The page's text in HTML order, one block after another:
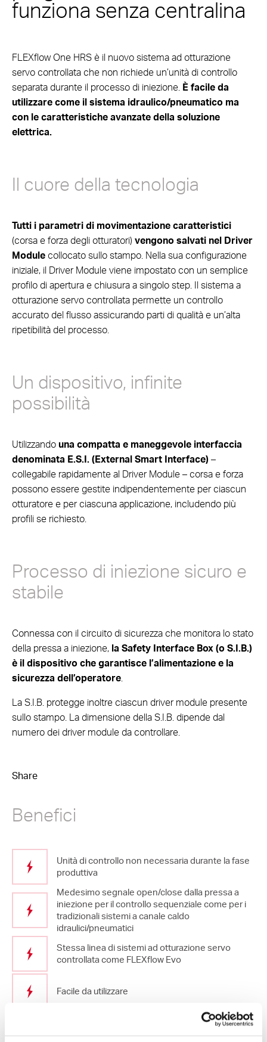
funziona senza centralina
FLEXflow One HRS è il nuovo sistema ad otturazione
servo controllata che non richiede un’unità di controllo
separata durante il processo di iniezione. È facile da
utilizzare come il sistema idraulico/pneumatico ma
con le caratteristiche avanzate della soluzione
elettrica.
Il cuore della tecnologia
Tutti i parametri di movimentazione caratteristici
(corsa e forza degli otturatori) vengono salvati nel Driver
Module collocato sullo stampo. Nella sua configurazione
iniziale, il Driver Module viene impostato con un semplice
profilo di apertura e chiusura a singolo step. Il sistema a
otturazione servo controllata permette un controllo
accurato del flusso assicurando parti di qualità e un’alta
ripetibilità del processo.
Un dispositivo, infinite
possibilità
Utilizzando una compatta e maneggevole interfaccia
denominata E.S.I. (External Smart Interface) –
collegabile rapidamente al Driver Module – corsa e forza
possono essere gestite indipendentemente per ciascun
otturatore e per ciascuna applicazione, includendo più
profili se richiesto.
Processo di iniezione sicuro e
stabile
Connessa con il circuito di sicurezza che monitora lo stato
della pressa a iniezione, la Safety Interface Box (o S.I.B.)
è il dispositivo che garantisce l’alimentazione e la
sicurezza dell’operatore.
La S.I.B. protegge inoltre ciascun driver module presente
sullo stampo. La dimensione della S.I.B. dipende dal
numero dei driver module da controllare.
Share
Benefici
Unità di controllo non necessaria durante la fase
produttiva
Medesimo segnale open/close dalla pressa a
iniezione per il controllo sequenziale come per i
tradizionali sistemi a canale caldo
idraulici/pneumatici
Stessa linea di sistemi ad otturazione servo
controllata come FLEXflow Evo
Facile da utilizzare